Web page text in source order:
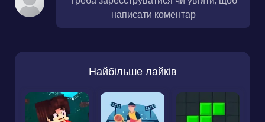
написати коментар
Найбільше лайків